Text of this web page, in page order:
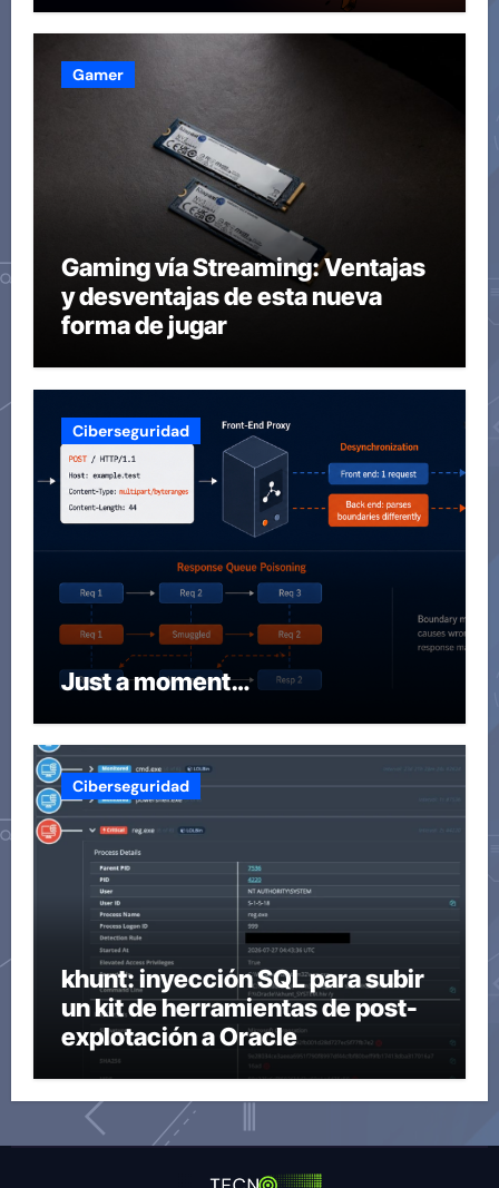
Gamer
Gaming vía Streaming: Ventajas
y desventajas de esta nueva
forma de jugar
Ciberseguridad
Just a moment…
Ciberseguridad
khunt: inyección SQL para subir
un kit de herramientas de post-
explotación a Oracle